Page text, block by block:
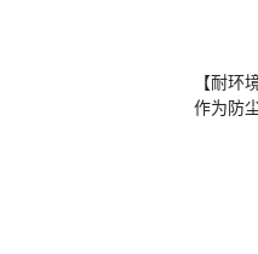
【耐环
作为防